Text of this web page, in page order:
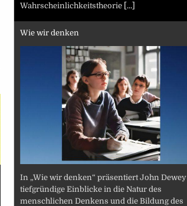
Wahrscheinlichkeitstheorie [...]
Wie wir denken
In „Wie wir denken“ präsentiert John Dewey
tiefgründige Einblicke in die Natur des
menschlichen Denkens und die Bildung des